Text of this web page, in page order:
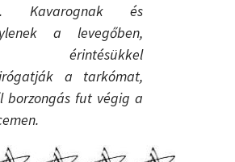
Kavarognak és
a levegőben,
érintésükkel
a tarkómat,
borzongás fut végig a